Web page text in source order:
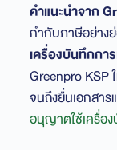
คำแนะนำจาก
กำกับภาษีอย่าง
เครื่องบันทึกกา
Greenpro KSP
จนถึงยื่นเอกสาร
อนุญาตใช้เครื่อ